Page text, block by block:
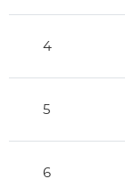
4
5
6